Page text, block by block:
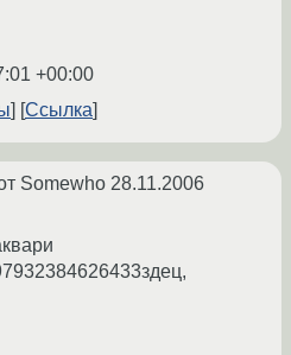
+00:00
Ссылка
Somewho 28.11.2006